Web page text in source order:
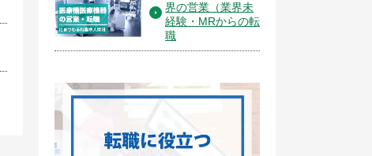
界の営業（業界未
経験・MRからの転
職